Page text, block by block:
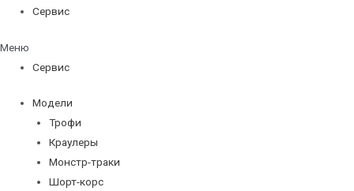
Сервис
Меню
Сервис
Модели
Трофи
Краулеры
Монстр-траки
Шорт-корс